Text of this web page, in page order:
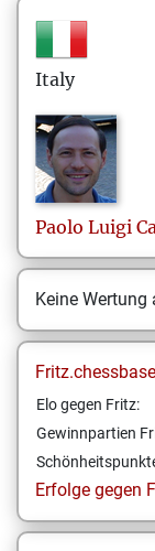
Italy
Paolo Luigi
Keine Wertung
Elo gegen Fritz:
Gewinnpartien
Erfolge gegen